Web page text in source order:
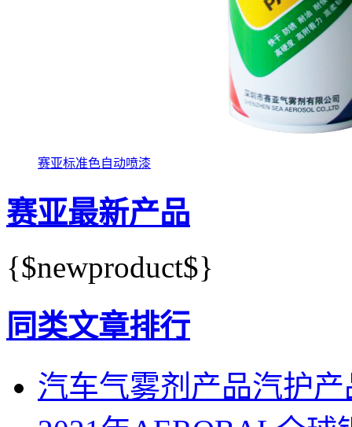
赛亚标准色自动喷漆
赛亚最新产品
{$newproduct$}
同类文章排行
汽车气雾剂产品汽护